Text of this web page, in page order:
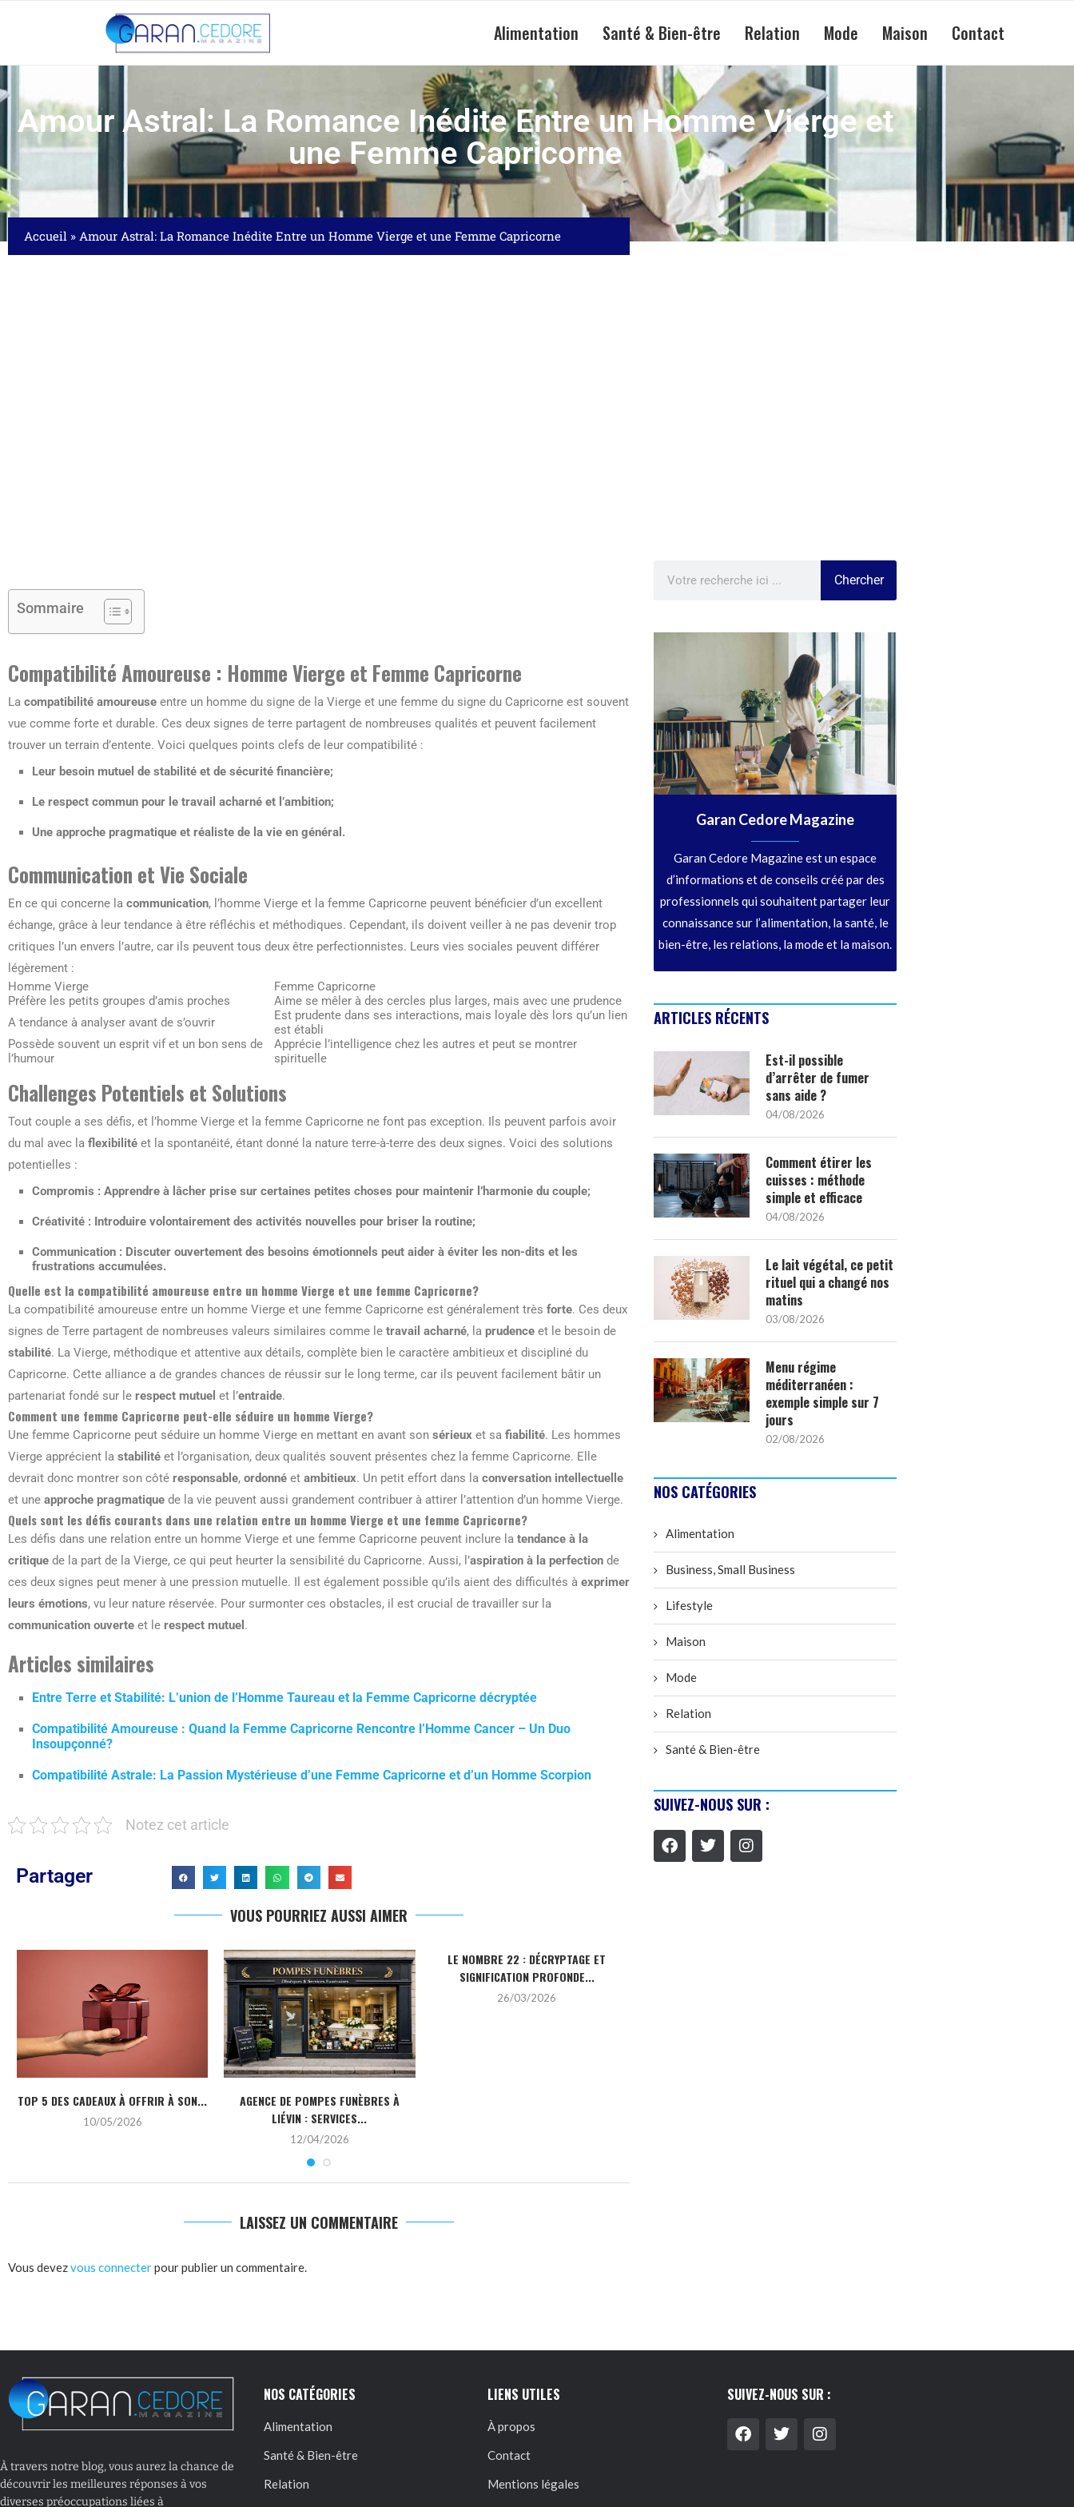
Alimentation Santé & Bien-être Relation Mode Maison Contact
Amour Astral: La Romance Inédite Entre un Homme Vierge et
une Femme Capricorne
Accueil » Amour Astral: La Romance Inédite Entre un Homme Vierge et une Femme Capricorne
Sommaire
Compatibilité Amoureuse : Homme Vierge et Femme Capricorne
La compatibilité amoureuse entre un homme du signe de la Vierge et une femme du signe du Capricorne est souvent
vue comme forte et durable. Ces deux signes de terre partagent de nombreuses qualités et peuvent facilement
trouver un terrain d’entente. Voici quelques points clefs de leur compatibilité :
Leur besoin mutuel de stabilité et de sécurité financière;
Le respect commun pour le travail acharné et l’ambition;
Une approche pragmatique et réaliste de la vie en général.
Communication et Vie Sociale
En ce qui concerne la communication, l’homme Vierge et la femme Capricorne peuvent bénéficier d’un excellent
échange, grâce à leur tendance à être réfléchis et méthodiques. Cependant, ils doivent veiller à ne pas devenir trop
critiques l’un envers l’autre, car ils peuvent tous deux être perfectionnistes. Leurs vies sociales peuvent différer
légèrement :
Homme Vierge
Femme Capricorne
Préfère les petits groupes d’amis proches
Aime se mêler à des cercles plus larges, mais avec une prudence
A tendance à analyser avant de s’ouvrir
Est prudente dans ses interactions, mais loyale dès lors qu’un lien
est établi
Possède souvent un esprit vif et un bon sens de
l’humour
Apprécie l’intelligence chez les autres et peut se montrer
spirituelle
Challenges Potentiels et Solutions
Tout couple a ses défis, et l’homme Vierge et la femme Capricorne ne font pas exception. Ils peuvent parfois avoir
du mal avec la flexibilité et la spontanéité, étant donné la nature terre-à-terre des deux signes. Voici des solutions
potentielles :
Compromis : Apprendre à lâcher prise sur certaines petites choses pour maintenir l’harmonie du couple;
Créativité : Introduire volontairement des activités nouvelles pour briser la routine;
Communication : Discuter ouvertement des besoins émotionnels peut aider à éviter les non-dits et les
frustrations accumulées.
Quelle est la compatibilité amoureuse entre un homme Vierge et une femme Capricorne?
La compatibilité amoureuse entre un homme Vierge et une femme Capricorne est généralement très forte. Ces deux
signes de Terre partagent de nombreuses valeurs similaires comme le travail acharné, la prudence et le besoin de
stabilité. La Vierge, méthodique et attentive aux détails, complète bien le caractère ambitieux et discipliné du
Capricorne. Cette alliance a de grandes chances de réussir sur le long terme, car ils peuvent facilement bâtir un
partenariat fondé sur le respect mutuel et l’entraide.
Comment une femme Capricorne peut-elle séduire un homme Vierge?
Une femme Capricorne peut séduire un homme Vierge en mettant en avant son sérieux et sa fiabilité. Les hommes
Vierge apprécient la stabilité et l’organisation, deux qualités souvent présentes chez la femme Capricorne. Elle
devrait donc montrer son côté responsable, ordonné et ambitieux. Un petit effort dans la conversation intellectuelle
et une approche pragmatique de la vie peuvent aussi grandement contribuer à attirer l’attention d’un homme Vierge.
Quels sont les défis courants dans une relation entre un homme Vierge et une femme Capricorne?
Les défis dans une relation entre un homme Vierge et une femme Capricorne peuvent inclure la tendance à la
critique de la part de la Vierge, ce qui peut heurter la sensibilité du Capricorne. Aussi, l’aspiration à la perfection de
ces deux signes peut mener à une pression mutuelle. Il est également possible qu’ils aient des difficultés à exprimer
leurs émotions, vu leur nature réservée. Pour surmonter ces obstacles, il est crucial de travailler sur la
communication ouverte et le respect mutuel .
Articles similaires
Entre Terre et Stabilité: L’union de l’Homme Taureau et la Femme Capricorne décryptée
Compatibilité Amoureuse : Quand la Femme Capricorne Rencontre l’Homme Cancer – Un Duo
Insoupçonné?
Compatibilité Astrale: La Passion Mystérieuse d’une Femme Capricorne et d’un Homme Scorpion
Notez cet article
Partager
VOUS POURRIEZ AUSSI AIMER
TOP 5 DES CADEAUX À OFFRIR À SON...
10/05/2026
AGENCE DE POMPES FUNÈBRES À
LIÉVIN : SERVICES...
12/04/2026
LE NOMBRE 22 : DÉCRYPTAGE ET
SIGNIFICATION PROFONDE...
26/03/2026
LAISSEZ UN COMMENTAIRE
Vous devezvous connecterpour publier un commentaire.
Chercher
Garan Cedore Magazine
Garan Cedore Magazine est un espace
d’informations et de conseils créé par des
professionnels qui souhaitent partager leur
connaissance sur l’alimentation, la santé, le
bien-être, les relations, la mode et la maison.
ARTICLES RÉCENTS
Est-il possible
d’arrêter de fumer
sans aide ?
04/08/2026
Comment étirer les
cuisses : méthode
simple et efficace
04/08/2026
Le lait végétal, ce petit
rituel qui a changé nos
matins
03/08/2026
Menu régime
méditerranéen :
exemple simple sur 7
jours
02/08/2026
NOS CATÉGORIES
Alimentation
Business, Small Business
Lifestyle
Maison
Mode
Relation
Santé & Bien-être
SUIVEZ-NOUS SUR :
À travers notre blog, vous aurez la chance de
découvrir les meilleures réponses à vos
diverses préoccupations liées à
NOS CATÉGORIES
Alimentation
Santé & Bien-être
Relation
LIENS UTILES
À propos
Contact
Mentions légales
SUIVEZ-NOUS SUR :